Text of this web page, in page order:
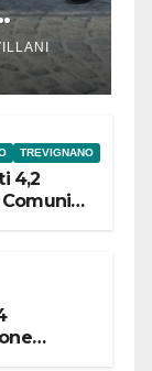
TREVIGNANO
4,2